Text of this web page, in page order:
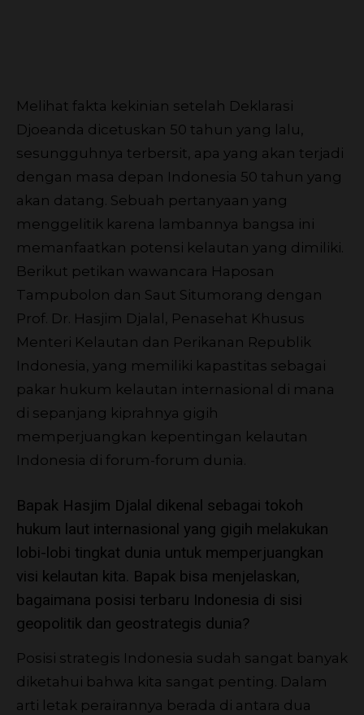
Melihat fakta kekinian setelah Deklarasi
Djoeanda dicetuskan 50 tahun yang lalu,
sesungguhnya terbersit, apa yang akan terjadi
dengan masa depan Indonesia 50 tahun yang
akan datang. Sebuah pertanyaan yang
menggelitik karena lambannya bangsa ini
memanfaatkan potensi kelautan yang dimiliki.
Berikut petikan wawancara Haposan
Tampubolon dan Saut Situmorang dengan
Prof. Dr. Hasjim Djalal, Penasehat Khusus
Menteri Kelautan dan Perikanan Republik
Indonesia, yang memiliki kapastitas sebagai
pakar hukum kelautan internasional di mana
di sepanjang kiprahnya gigih
memperjuangkan kepentingan kelautan
Indonesia di forum-forum dunia.
Bapak Hasjim Djalal dikenal sebagai tokoh
hukum laut internasional yang gigih melakukan
lobi-lobi tingkat dunia untuk memperjuangkan
visi kelautan kita. Bapak bisa menjelaskan,
bagaimana posisi terbaru Indonesia di sisi
geopolitik dan geostrategis dunia?
Posisi strategis Indonesia sudah sangat banyak
diketahui bahwa kita sangat penting. Dalam
arti letak perairannya berada di antara dua